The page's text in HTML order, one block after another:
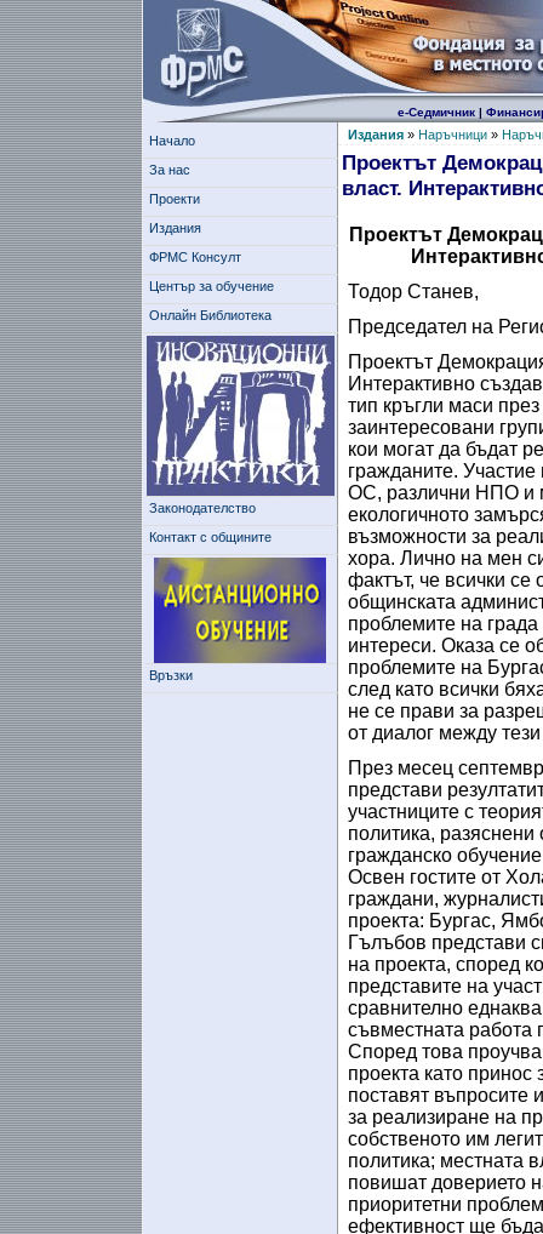
е-Седмичник|
Начало
За нас
Проекти
Издания
ФРМС Консулт
Център за обучение
Онлайн Библиотека
Законодателство
Контакт с общините
Връзки
Издания» Наръчници»
Проектът
власт.
Проектът
Тодор Станев,
Председател на
Проектът
Интерактивно
тип кръгли маси
заинтересовани
кои могат да бъдат
гражданите.
ОС, различни НПО и
екологичното
възможности за
хора. Лично на мен
фактът, че всички
общинската
проблемите на града
интереси. Оказа се
проблемите на
след като всички
не се прави за
от диалог между тези
През месец
представи
участниците с
политика,
гражданско
Освен гостите от
граждани,
проекта: Бургас,
Гълъбов представи
на проекта, според
представите на
сравнително
съвместната работа
Според това
проекта като принос
поставят
за реализиране на
собственото им
политика; местната
повишат доверието
приоритетни
ефективност ще